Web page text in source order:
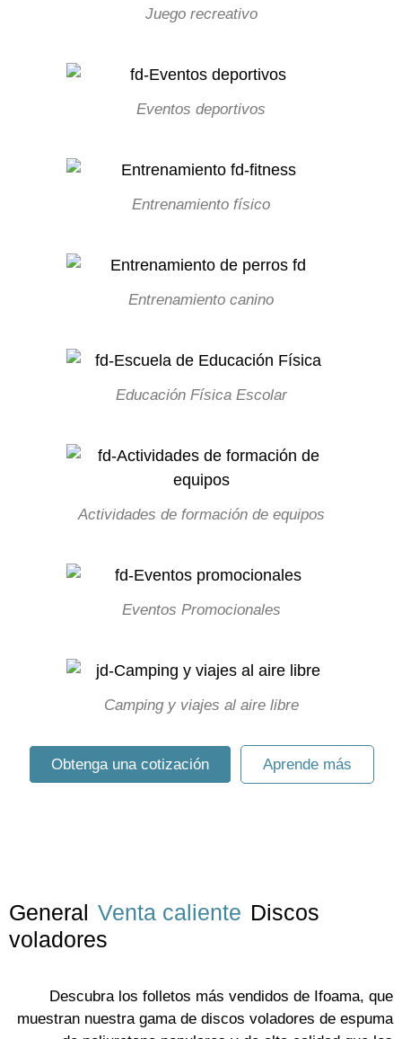
Juego recreativo
Eventos deportivos
Entrenamiento físico
Entrenamiento canino
Educación Física Escolar
Actividades de formación de equipos
Eventos Promocionales
Camping y viajes al aire libre
Obtenga una cotización Aprende más
General Venta caliente Discos
voladores
Descubra los folletos más vendidos de Ifoama, que
muestran nuestra gama de discos voladores de espuma